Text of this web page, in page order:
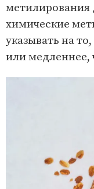
метилирования
химические
указывать на
или медленнее,